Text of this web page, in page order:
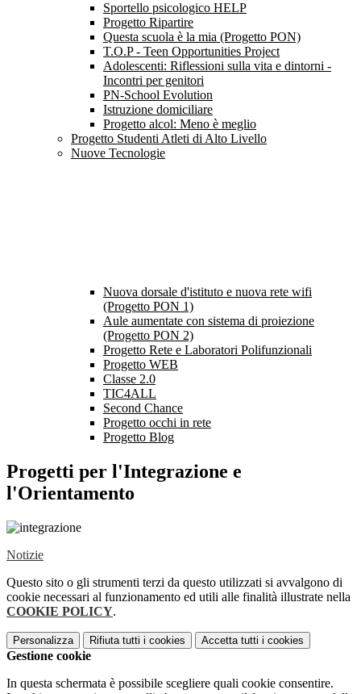
Sportello psicologico HELP
Progetto Ripartire
Questa scuola è la mia (Progetto PON)
T.O.P - Teen Opportunities Project
Adolescenti: Riflessioni sulla vita e dintorni -
Incontri per genitori
PN-School Evolution
Istruzione domiciliare
Progetto alcol: Meno è meglio
Progetto Studenti Atleti di Alto Livello
Nuove Tecnologie
Nuova dorsale d'istituto e nuova rete wifi
(Progetto PON 1)
Aule aumentate con sistema di proiezione
(Progetto PON 2)
Progetto Rete e Laboratori Polifunzionali
Progetto WEB
Classe 2.0
TIC4ALL
Second Chance
Progetto occhi in rete
Progetto Blog
Progetti per l'Integrazione e
l'Orientamento
Notizie
Questo sito o gli strumenti terzi da questo utilizzati si avvalgono di
cookie necessari al funzionamento ed utili alle finalità illustrate nella
COOKIE POLICY.
Personalizza Rifiuta tutti i cookies Accetta tutti i cookies
Gestione cookie
In questa schermata è possibile scegliere quali cookie consentire.